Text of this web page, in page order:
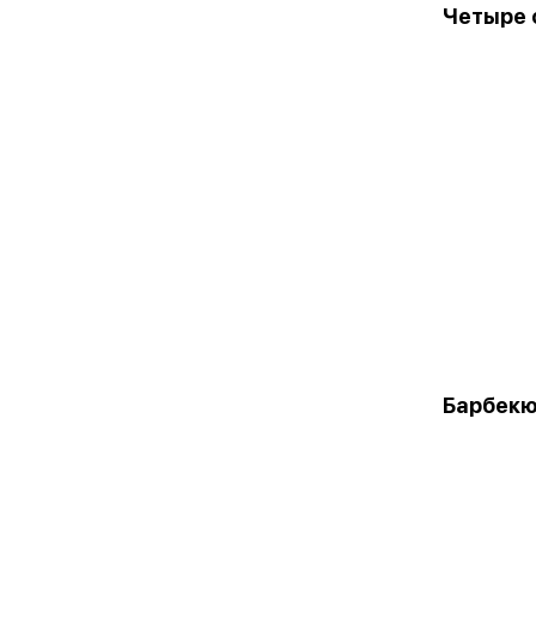
Четыре
Барбекю